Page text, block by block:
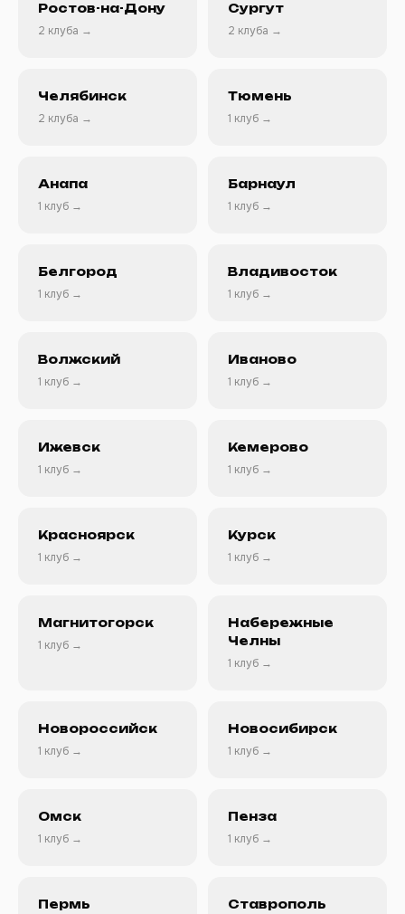
Ростов-на-Дону
2 клуба →
Сургут
2 клуба →
Челябинск
2 клуба →
Тюмень
1 клуб →
Анапа
1 клуб →
Барнаул
1 клуб →
Белгород
1 клуб →
Владивосток
1 клуб →
Волжский
1 клуб →
Иваново
1 клуб →
Ижевск
1 клуб →
Кемерово
1 клуб →
Красноярск
1 клуб →
Курск
1 клуб →
Магнитогорск
1 клуб →
Набережные
Челны
1 клуб →
Новороссийск
1 клуб →
Новосибирск
1 клуб →
Омск
1 клуб →
Пенза
1 клуб →
Пермь
Ставрополь